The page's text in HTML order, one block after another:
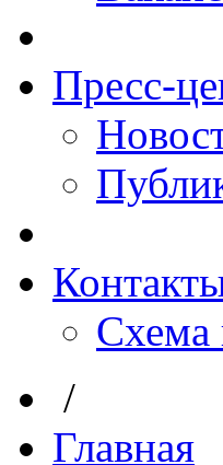
Пресс-
Схема
/
Главная